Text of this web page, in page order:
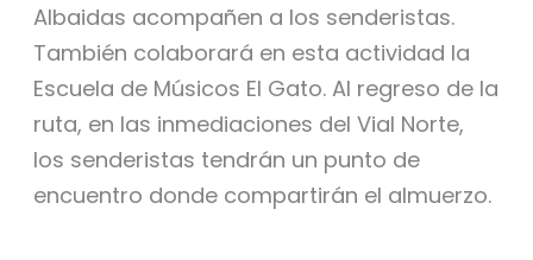
Albaidas acompañen a los senderistas.
También colaborará en esta actividad la
Escuela de Músicos El Gato. Al regreso de la
ruta, en las inmediaciones del Vial Norte,
los senderistas tendrán un punto de
encuentro donde compartirán el almuerzo.